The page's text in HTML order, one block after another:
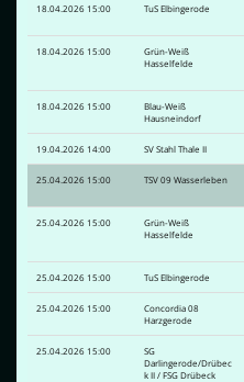
18.04.2026 15:00 TuS Elbingerode
18.04.2026 15:00
Grün-Weiß
Hasselfelde
18.04.2026 15:00
Blau-Weiß
Hausneindorf
19.04.2026 14:00 SV Stahl Thale II
25.04.2026 15:00 TSV 09 Wasserleben
25.04.2026 15:00
Grün-Weiß
Hasselfelde
25.04.2026 15:00 TuS Elbingerode
25.04.2026 15:00
Concordia 08
Harzgerode
25.04.2026 15:00
SG
Darlingerode/Drübec
k II / FSG Drübeck